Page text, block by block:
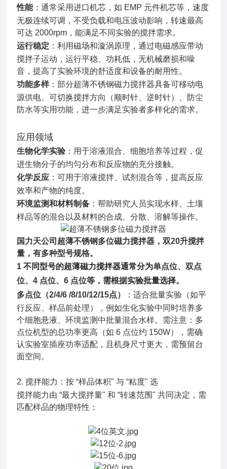
性能：通常采用进口机芯，如 EMP 元件机芯等，速度
无极连续可调，不受负载和电压波动影响，转速最高
可达 2000rpm，能满足不同实验的搅拌需求。
运行稳定 ：利用磁场和漩涡原理，通过电磁感应带动
搅拌子运动，运行平稳、功耗低，无机械磨损和噪
音，提高了实验环境的舒适度和设备的耐用性。
功能多样：部分超薄不锈钢磁力搅拌器具备可移动电
源供电、可切换搅拌方向（顺时针、逆时针）、防尘
防水等实用功能，进一步满足实验者多样化的需求。
应用领域
生物化学实验 ：用于溶液混合、细胞培养等过程，促
进生物分子的均匀分布和反应物的充分接触。
化学反应 ：可用于溶液搅拌、试剂混合等，提高反应
效率和产物的纯度。
环境监测和材料制备 ：帮助研究人员实现水样、土壤
样品等的混合以及材料的合成、分散、溶解等操作。
国力天公司 超薄不锈钢多位磁力搅拌器 ，双20升搅拌
量，有多种型号规格。
1 不同型号的超薄磁力搅拌器通常分为单点位、双点
位、4 点位、6 点位等， 需根据实验批量选择。
多点位（2/4/6 /8/10/12/15点）
：适合批量实验（如平
行反应、样品前处理），例如生化实验中同时培养多
个细胞悬液、环境监测中批量混合水样。需注意：多
点位机型的总功率更高（如 6 点位约 150W），需确
认实验室插座功率适配，且机身尺寸更大，需预留台
面空间。
2. 搅拌能力：按 “样品体积" 与 “粘度" 选
搅拌能力由 “最大搅拌量" 和 “转速范围" 共同决定，需
匹配样品的物理特性：